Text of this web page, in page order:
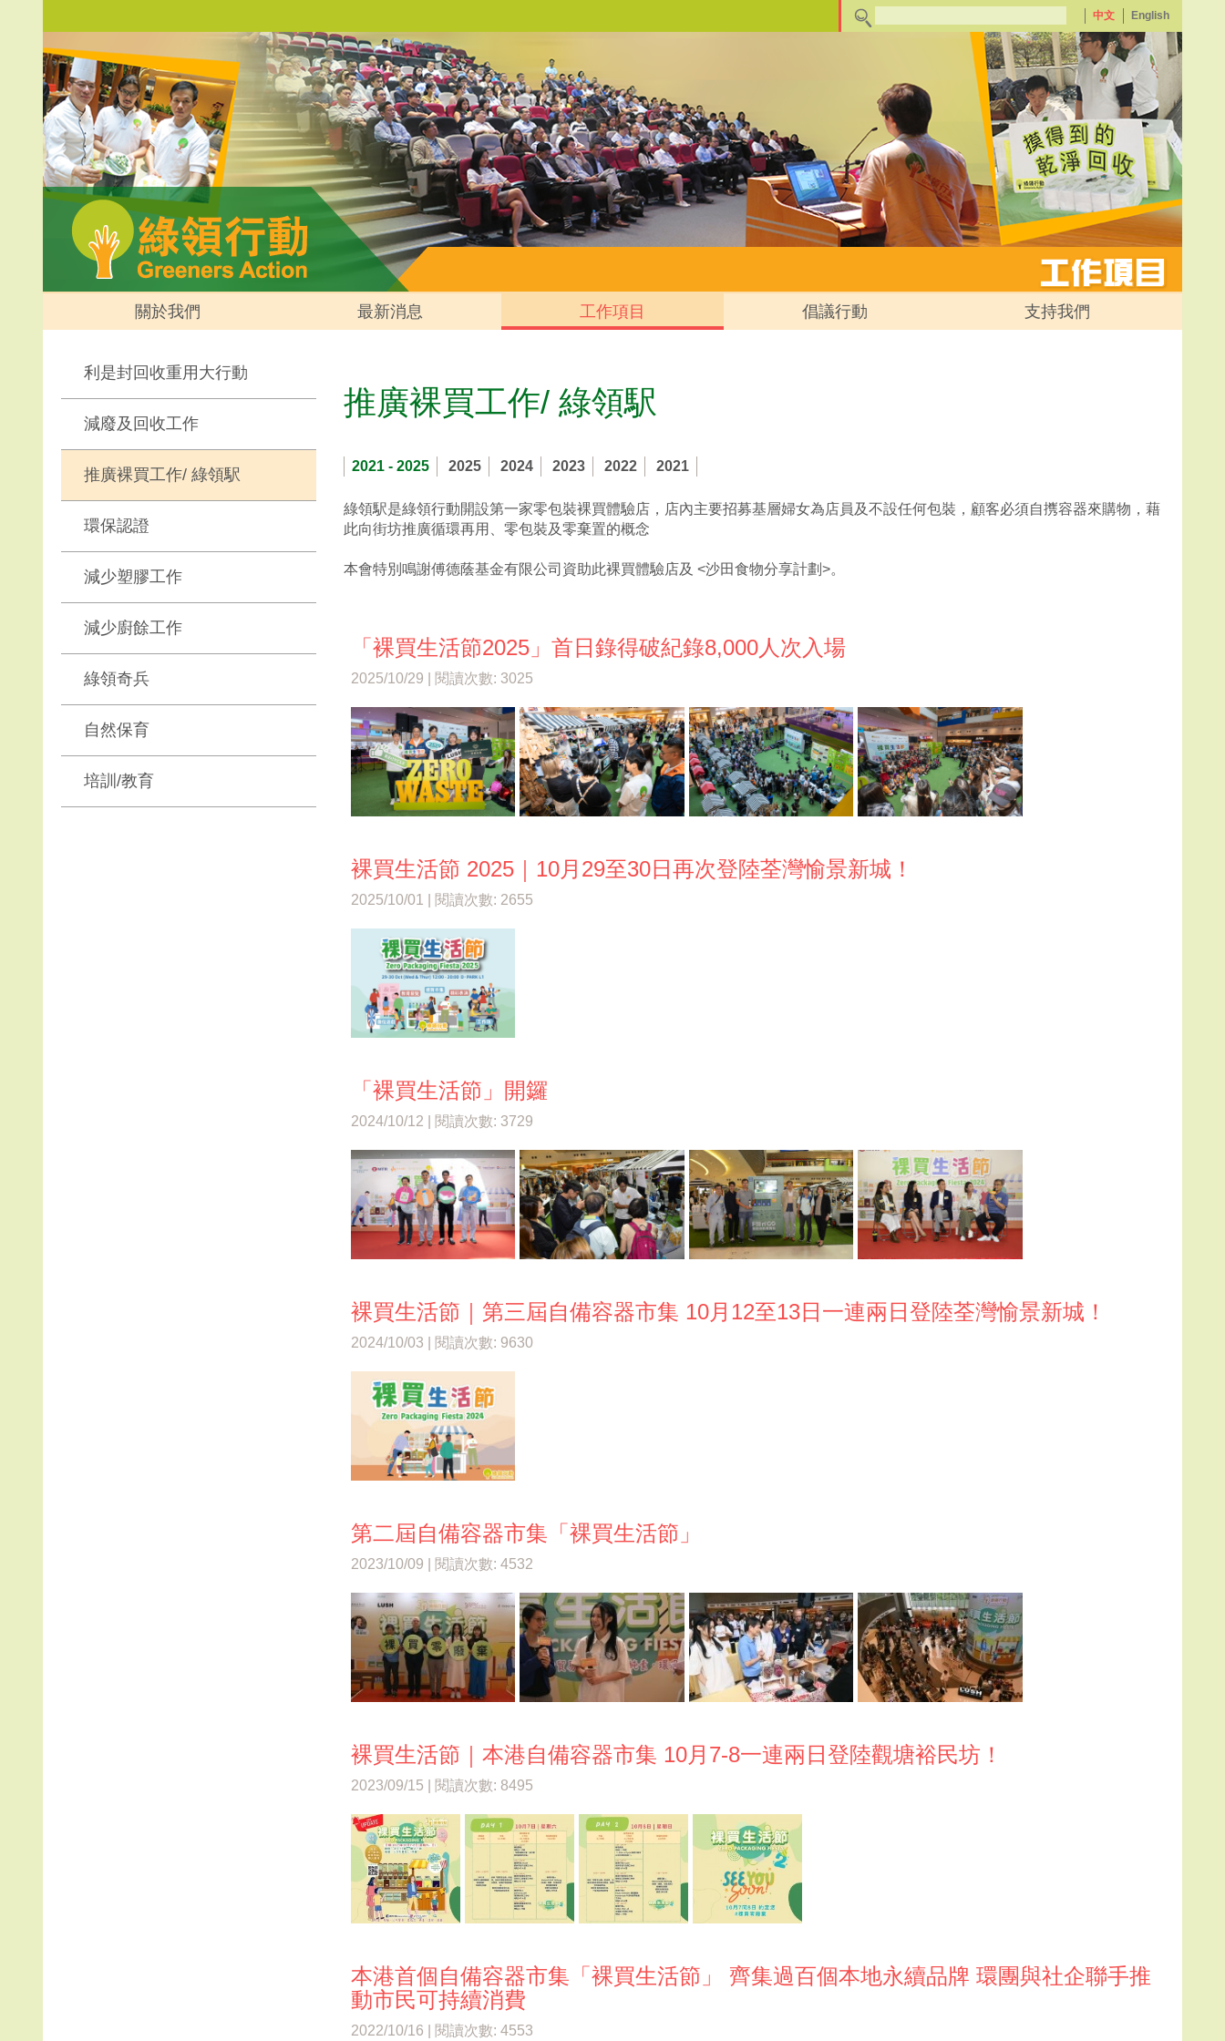
中文 English
關於我們 最新消息 工作項目 倡議行動 支持我們
利是封回收重用大行動
減廢及回收工作
推廣裸買工作/ 綠領駅
環保認證
減少塑膠工作
減少廚餘工作
綠領奇兵
自然保育
培訓/教育
推廣裸買工作/ 綠領駅
2021 - 2025 2025 2024 2023 2022 2021
綠領駅是綠領行動開設第一家零包裝裸買體驗店，店內主要招募基層婦女為店員及不設任何包裝，顧客必須自㩗容器來購物，藉
此向街坊推廣循環再用、零包裝及零棄置的概念
本會特別鳴謝傅德蔭基金有限公司資助此裸買體驗店及 <沙田食物分享計劃>。
「裸買生活節2025」首日錄得破紀錄8,000人次入場
2025/10/29 | 閱讀次數: 3025
裸買生活節 2025｜10月29至30日再次登陸荃灣愉景新城！
2025/10/01 | 閱讀次數: 2655
「裸買生活節」開鑼
2024/10/12 | 閱讀次數: 3729
裸買生活節｜第三屆自備容器市集 10月12至13日一連兩日登陸荃灣愉景新城！
2024/10/03 | 閱讀次數: 9630
第二屆自備容器市集「裸買生活節」
2023/10/09 | 閱讀次數: 4532
裸買生活節｜本港自備容器市集 10月7-8一連兩日登陸觀塘裕民坊！
2023/09/15 | 閱讀次數: 8495
本港首個自備容器市集「裸買生活節」 齊集過百個本地永續品牌 環團與社企聯手推
動市民可持續消費
2022/10/16 | 閱讀次數: 4553